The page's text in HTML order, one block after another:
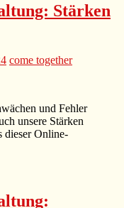
Stärken
come together
und Fehler
unsere Stärken
dieser Online-